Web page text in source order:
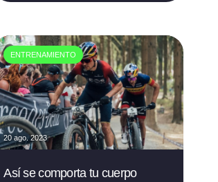
ENTRENAMIENTO
20 ago. 2023
Así se comporta tu cuerpo